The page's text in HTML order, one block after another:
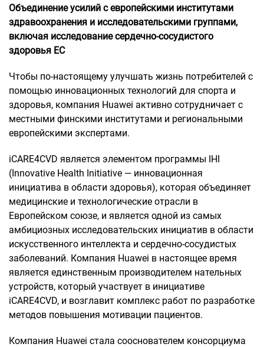
Объединение усилий с европейскими институтами
здравоохранения и исследовательскими группами,
включая исследование сердечно-сосудистого
здоровья ЕС
Чтобы по-настоящему улучшать жизнь потребителей с
помощью инновационных технологий для спорта и
здоровья, компания Huawei активно сотрудничает с
местными финскими институтами и региональными
европейскими экспертами.
iCARE4CVD является элементом программы IHI
(Innovative Health Initiative — инновационная
инициатива в области здоровья), которая объединяет
медицинские и технологические отрасли в
Европейском союзе, и является одной из самых
амбициозных исследовательских инициатив в области
искусственного интеллекта и сердечно-сосудистых
заболеваний. Компания Huawei в настоящее время
является единственным производителем нательных
устройств, который участвует в инициативе
iCARE4CVD, и возглавит комплекс работ по разработке
методов повышения мотивации пациентов.
Компания Huawei стала сооснователем консорциума